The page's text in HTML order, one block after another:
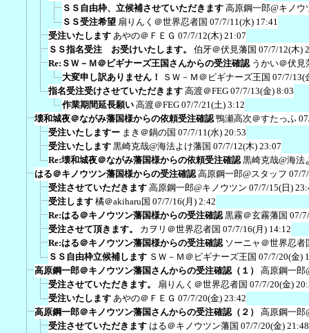
ＳＳ自由枠、立候補させていただきます 高原鋼一郎@キノウ
ＳＳ受注希望 扇りんく＠世界忍者国 07/7/11(水) 17:41
受注いたします あやの＠ＦＥＧ 07/7/12(木) 21:07
ＳＳ指名受注 お受けいたします。
伯牙＠伏見藩国 07/7/12(木)
Re:ＳＷ－Ｍ＠ビギナーズ王国さんからの受注確認 うかい＠伏見
大変申し訳ありません！
ＳＷ－Ｍ＠ビギナーズ王国 07/7/13(
指名受注受けさせていただきます 高渡＠FEG 07/7/13(金) 8:03
作業期間延長願い 高渡＠FEG 07/7/21(土) 3:12
壊和城夜＠ながみ藩国様からの依頼受注確認 鴨瀬高次＠すたっふ
受注いたしますー まき＠鍋の国 07/7/11(水) 20:53
受注いたします 黒崎克哉@海法よけ藩国 07/7/12(木) 23:07
Re:壊和城夜＠ながみ藩国様からの依頼受注確認 黒崎克哉@海法
はる＠キノウツン藩国様からの受注確認 高原鋼一郎@スタッフ 07/
受注させていただきます 高原鋼一郎@キノウツン 07/7/15(日)
受注します 橘＠akiharu国 07/7/16(月) 2:42
Re:はる＠キノウツン藩国様からの受注確認 黒霧＠玄霧藩国 07/
受注させて頂きます。
カヲリ＠世界忍者国 07/7/16(月) 14:12
Re:はる＠キノウツン藩国様からの受注確認 ソーニャ＠世界忍者
ＳＳ自由枠立候補します ＳＷ－Ｍ＠ビギナーズ王国 07/7/20(金)
高原鋼一郎＠キノウツン藩国さんからの受注確認（１）
高原鋼一郎
受注させていただきます。
扇りんく＠世界忍者国 07/7/20(金)
受注いたします あやの＠ＦＥＧ 07/7/20(金) 23:42
高原鋼一郎＠キノウツン藩国さんからの受注確認（２）
高原鋼一郎
受注させていただきます はる＠キノウツン藩国 07/7/20(金) 21:48